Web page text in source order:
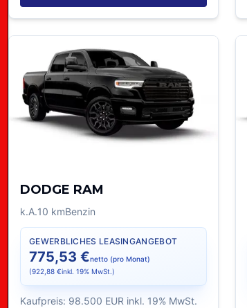
DODGE RAM
k.A.10 kmBenzin
GEWERBLICHES LEASINGANGEBOT
775,53 €netto (pro Monat)
(922,88 €inkl. 19% MwSt.)
Kaufpreis: 98.500 EUR inkl. 19% MwSt.